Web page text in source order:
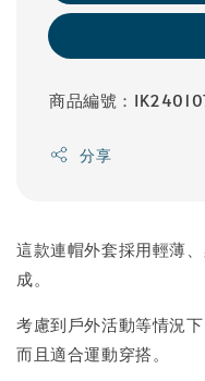
商品編號：
分享
這款連帽外套採用輕薄
成。
考慮到戶外活動等情況
而且適合運動穿搭。